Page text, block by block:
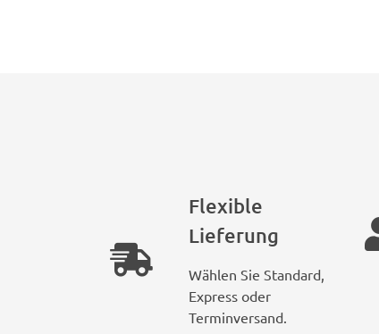
Flexible
Lieferung
Wählen Sie Standard,
Express oder
Terminversand.